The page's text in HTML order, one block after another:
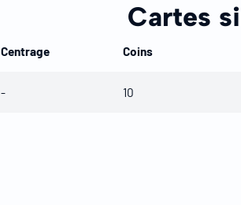
Cartes
Centrage Coins
- 10